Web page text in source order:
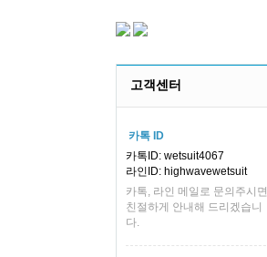
고객센터
카톡 ID
카톡ID: wetsuit4067
라인ID: highwavewetsuit
카톡, 라인 메일로 문의주시면
친절하게 안내해 드리겠습니
다.